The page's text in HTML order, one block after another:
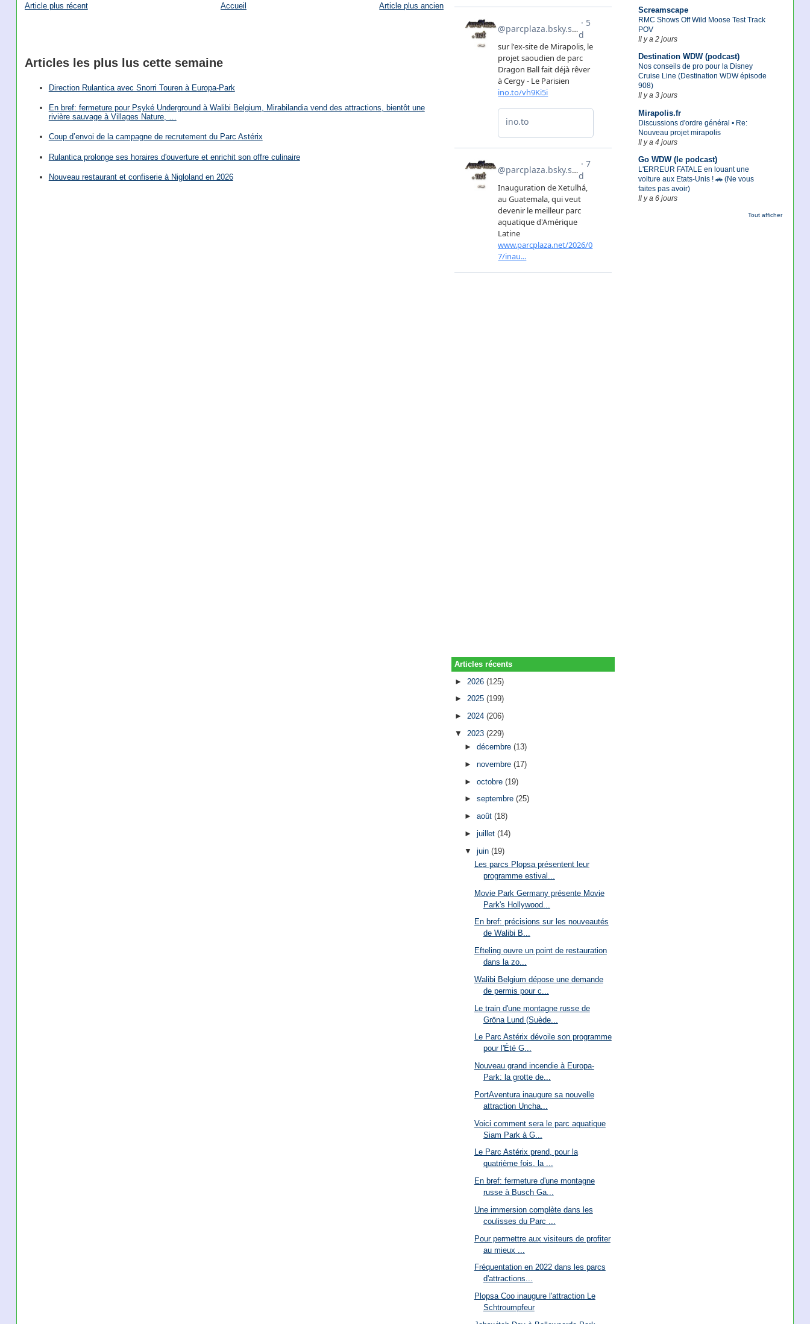
Screamscape
RMC Shows Off Wild Moose Test Track
POV
Il y a 2 jours
Destination WDW (podcast)
Nos conseils de pro pour la Disney
Cruise Line (Destination WDW épisode
908)
Il y a 3 jours
Mirapolis.fr
Discussions d'ordre général • Re:
Nouveau projet mirapolis
Il y a 4 jours
Go WDW (le podcast)
L'ERREUR FATALE en louant une
voiture aux Etats-Unis ! 🚗 (Ne vous
faites pas avoir)
Il y a 6 jours
Tout afficher
Article plus récent Article plus ancien
Accueil
Articles les plus lus cette semaine
Direction Rulantica avec Snorri Touren à Europa-Park
En bref: fermeture pour Psyké Underground à Walibi Belgium, Mirabilandia vend des attractions, bientôt une
rivière sauvage à Villages Nature, …
Coup d’envoi de la campagne de recrutement du Parc Astérix
Rulantica prolonge ses horaires d'ouverture et enrichit son offre culinaire
Nouveau restaurant et confiserie à Nigloland en 2026
Articles récents
► 2026(125)
►2025(199)
►2024(206)
▼ 2023(229)
► décembre (13)
► novembre (17)
► octobre (19)
► septembre (25)
► août (18)
► juillet (14)
▼ juin (19)
Les parcs Plopsa présentent leur
programme estival...
Movie Park Germany présente Movie
Park's Hollywood...
En bref: précisions sur les nouveautés
de Walibi B...
Efteling ouvre un point de restauration
dans la zo...
Walibi Belgium dépose une demande
de permis pour c...
Le train d'une montagne russe de
Gröna Lund (Suède...
Le Parc Astérix dévoile son programme
pour l'Été G...
Nouveau grand incendie à Europa-
Park: la grotte de...
PortAventura inaugure sa nouvelle
attraction Uncha...
Voici comment sera le parc aquatique
Siam Park à G...
Le Parc Astérix prend, pour la
quatrième fois, la ...
En bref: fermeture d'une montagne
russe à Busch Ga...
Une immersion complète dans les
coulisses du Parc ...
Pour permettre aux visiteurs de profiter
au mieux ...
Fréquentation en 2022 dans les parcs
d'attractions...
Plopsa Coo inaugure l'attraction Le
Schtroumpfeur